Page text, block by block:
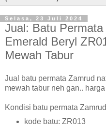
Selasa, 23 Juli 2024
Jual: Batu
Emerald Beryl
Mewah Tabur
Jual batu permata Zamrud
mewah tabur neh gan.. harga
Kondisi batu permata
kode batu: ZR013